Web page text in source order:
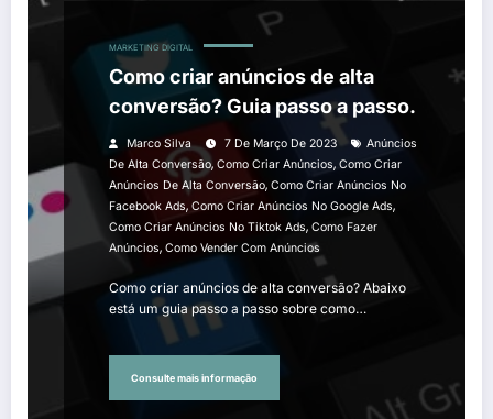
MARKETING DIGITAL
Como criar anúncios de alta
conversão? Guia passo a passo.
Marco Silva 7 De Março De 2023
Anúncios
De Alta Conversão, Como Criar Anúncios, Como Criar
Anúncios De Alta Conversão, Como Criar Anúncios No
Facebook Ads, Como Criar Anúncios No Google Ads,
Como Criar Anúncios No Tiktok Ads, Como Fazer
Anúncios, Como Vender Com Anúncios
Como criar anúncios de alta conversão? Abaixo
está um guia passo a passo sobre como…
Consulte mais informação